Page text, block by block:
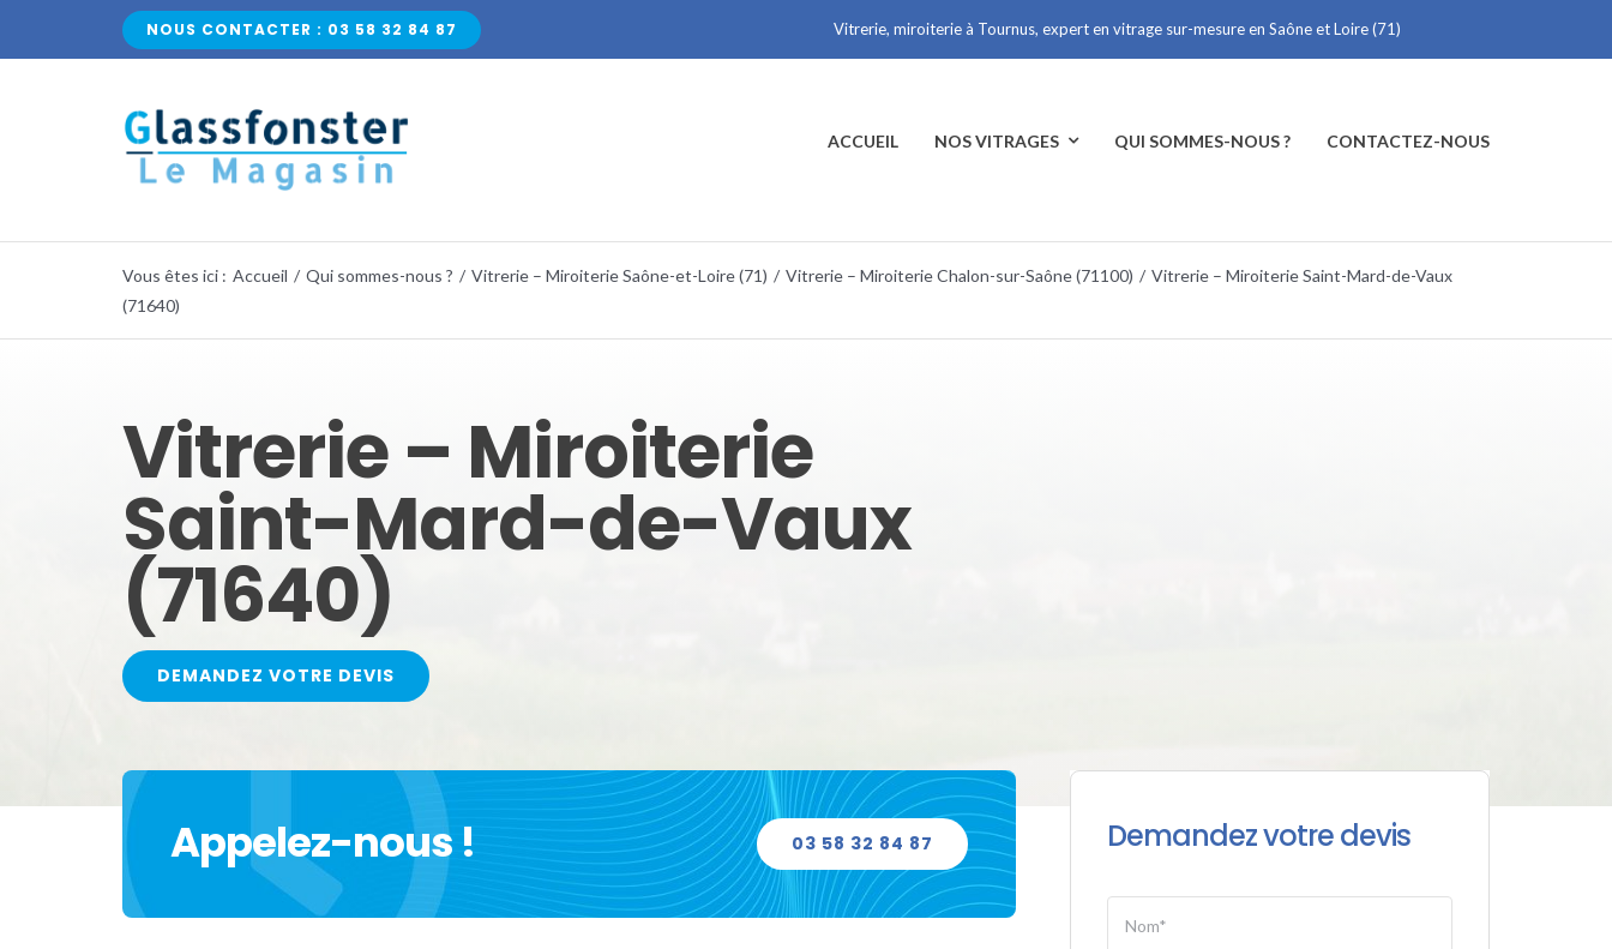
NOUS CONTACTER : 03 58 32 84 87 Vitrerie, miroiterie à Tournus, expert en vitrage sur-mesure en Saône et Loire (71)
ACCUEIL NOS VITRAGES QUI SOMMES-NOUS ? CONTACTEZ-NOUS
Vous êtes ici : Accueil / Qui sommes-nous ? / Vitrerie – Miroiterie Saône-et-Loire (71) / Vitrerie – Miroiterie Chalon-sur-Saône (71100) / Vitrerie – Miroiterie Saint-Mard-de-Vaux
(71640)
Vitrerie – Miroiterie
Saint-Mard-de-Vaux
(71640)
DEMANDEZ VOTRE DEVIS
Appelez-nous ! 03 58 32 84 87 Demandez votre devis